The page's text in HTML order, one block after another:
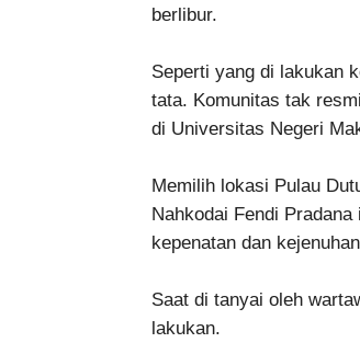
berlibur.
Seperti yang di lakukan
tata. Komunitas tak
di Universitas Negeri
Memilih lokasi Pulau
Nahkodai Fendi
kepenatan dan
Saat di tanyai oleh
lakukan.